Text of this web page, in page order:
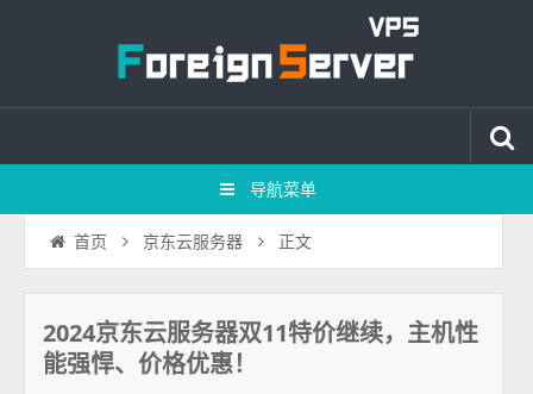
导航菜单
首页 京东云服务器 正文
2024京东云服务器双11特价继续，主机性
能强悍、价格优惠！